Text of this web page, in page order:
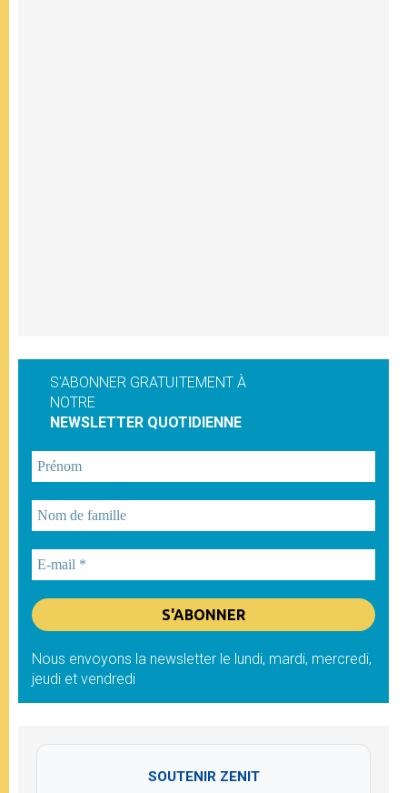
S'ABONNER GRATUITEMENT À
NOTRE
NEWSLETTER QUOTIDIENNE
Nous envoyons la newsletter le lundi, mardi, mercredi,
jeudi et vendredi
SOUTENIR ZENIT